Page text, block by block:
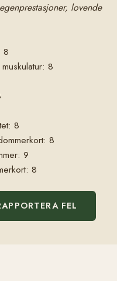
lovende
8
8
8
8
9
8
FEL